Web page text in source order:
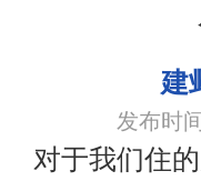
建
发布时
对于我们住